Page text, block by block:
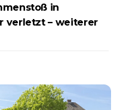
in
verletzt – weiterer